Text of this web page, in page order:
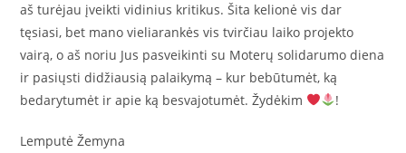
aš turėjau įveikti vidinius kritikus. Šita kelionė vis dar
tęsiasi, bet mano vieliarankės vis tvirčiau laiko projekto
vairą, o aš noriu Jus pasveikinti su Moterų solidarumo diena
ir pasiųsti didžiausią palaikymą – kur bebūtumėt, ką
bedarytumėt ir apie ką besvajotumėt. Žydėkim
!
Lemputė Žemyna